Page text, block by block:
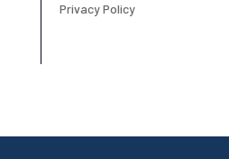
Privacy Policy